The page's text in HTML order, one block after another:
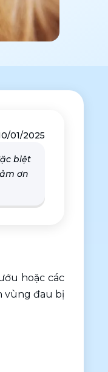
01/2025
biệt
ơn
hoặc các
vùng đau bị